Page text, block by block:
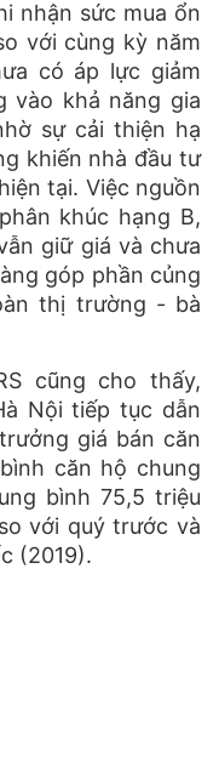
nhận sức mua ổn
với cùng kỳ năm
có áp lực giảm
vào khả năng gia
sự cải thiện hạ
khiến nhà đầu tư
tại. Việc nguồn
khúc hạng B,
giữ giá và chưa
góp phần củng
thị trường - bà
cũng cho thấy,
Nội tiếp tục dẫn
giá bán căn
căn hộ chung
bình 75,5 triệu
với quý trước và
(2019).